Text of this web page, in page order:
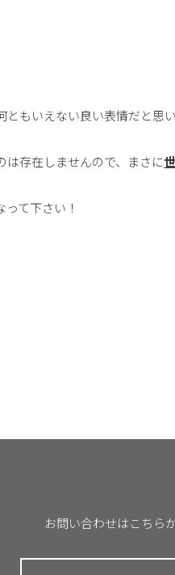
もいえない良い表情だと思い
は存在しませんので、まさに
て下さい！
お問い合わせはこちら